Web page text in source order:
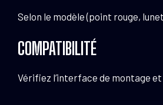
Selon le modèle (point rouge,
COMPATIBILITÉ
Vérifiez l’interface de montage